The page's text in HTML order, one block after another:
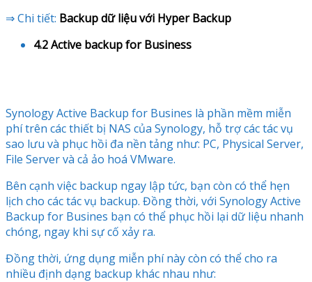
⇒ Chi tiết: Backup dữ liệu với Hyper Backup
4.2 Active backup for Business
Synology Active Backup for Busines là phần mềm miễn
phí trên các thiết bị NAS của Synology, hỗ trợ các tác vụ
sao lưu và phục hồi đa nền tảng như: PC, Physical Server,
File Server và cả ảo hoá VMware.
Bên cạnh việc backup ngay lập tức, bạn còn có thể hẹn
lịch cho các tác vụ backup. Đồng thời, với Synology Active
Backup for Busines bạn có thể phục hồi lại dữ liệu nhanh
chóng, ngay khi sự cố xảy ra.
Đồng thời, ứng dụng miễn phí này còn có thể cho ra
nhiều định dạng backup khác nhau như: